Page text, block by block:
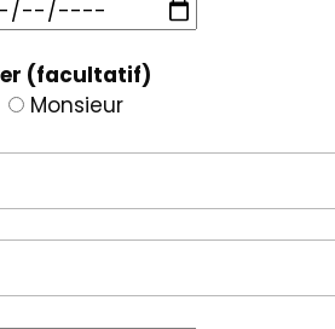
(facultatif)
Monsieur